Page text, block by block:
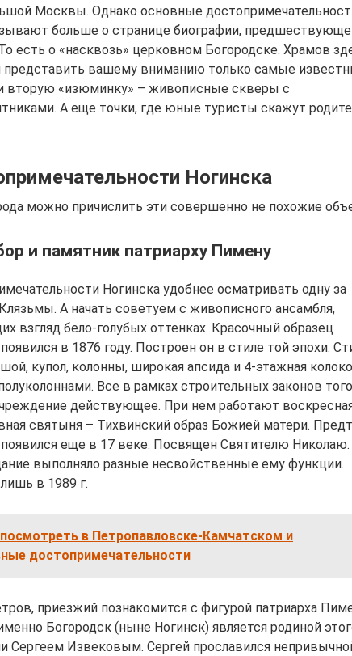
Москвы. Однако основные
больше о странице биографии,
есть о «насквозь» церковном Богородске. Храмов
вашему вниманию только самые
вторую «изюминку» – живописные скверы с
А еще точки, где юные туристы скажут
Ногинска
можно причислить эти совершенно не похожие
и памятник патриарху Пимену
Ногинска удобнее осматривать одну за
А начать советуем с живописного ансамбля,
взгляд бело-голубых оттенках. Красочный образец
в 1876 году. Построен он в стиле той эпохи.
купол, колонны, широкая апсида и 4-этажная
Все в рамках строительных законов того
действующее. При нем работают
святыня – Тихвинский образ Божией матери.
появился еще в 17 веке. Посвящен Святителю Николаю.
выполняло разные несвойственные ему функции.
в 1989 г.
в Петропавловске-Камчатском и
достопримечательности
приезжий познакомится с фигурой патриарха
Богородск (ныне Ногинск) является родиной
Сергеем Извековым. Сергей прославился